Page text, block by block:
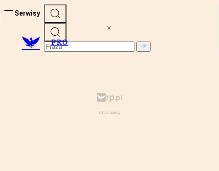
Serwisy
PRO